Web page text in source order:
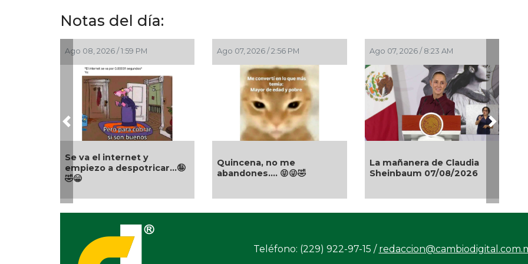
Notas del día:
Ago 08, 2026 / 1:59 PM
Se va el internet y
empiezo a despotricar...🤪
🤣😁
Ago 07, 2026 / 2:56 PM
Quincena, no me
abandones.... 😝😜🤣
Ago 07, 2026 / 8:23 AM
La mañanera de Claudia
Sheinbaum 07/08/2026
Previous Next
Teléfono: (229) 922-97-15 /